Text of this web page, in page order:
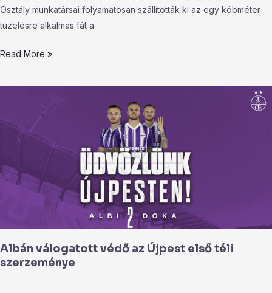
Osztály munkatársai folyamatosan szállították ki az egy köbméter
tüzelésre alkalmas fát a
Read More »
Albán válogatott védő az Újpest első téli
szerzeménye
védő
első